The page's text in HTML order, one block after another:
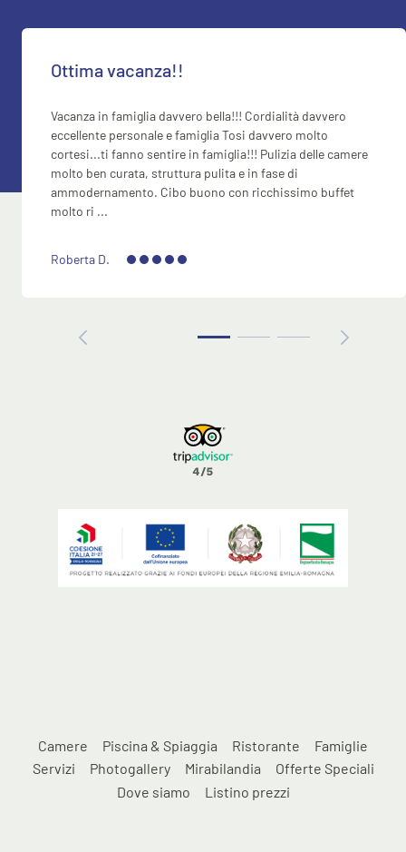
Ottima vacanza!!
Vacanza in famiglia davvero bella!!! Cordialità davvero
eccellente personale e famiglia Tosi davvero molto
cortesi...ti fanno sentire in famiglia!!! Pulizia delle camere
molto ben curata, struttura pulita e in fase di
ammodernamento. Cibo buono con ricchissimo buffet
molto ri ...
Roberta D.
Camere Piscina & Spiaggia Ristorante
Famiglie
Servizi
Photogallery Mirabilandia
Offerte Speciali
Dove siamo
Listino prezzi